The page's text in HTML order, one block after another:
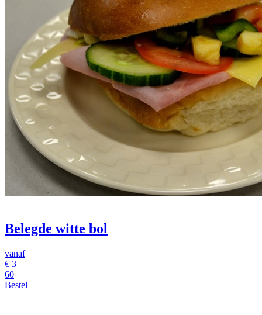
Belegde witte bol
vanaf
€ 3
60
Bestel